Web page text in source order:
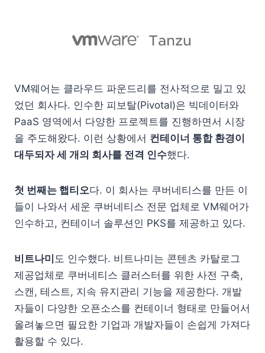
VM웨어는 클라우드 파운드리를 전사적으로 밀고 있
었던 회사다. 인수한 피보탈(Pivotal)은 빅데이터와
PaaS 영역에서 다양한 프로젝트를 진행하면서 시장
을 주도해왔다. 이런 상황에서 컨테이너 통합 환경이
대두되자 세 개의 회사를 전격 인수했다.
첫 번째는 햅티오다. 이 회사는 쿠버네티스를 만든 이
들이 나와서 세운 쿠버네티스 전문 업체로 VM웨어가
인수하고, 컨테이너 솔루션인 PKS를 제공하고 있다.
비트나미 도 인수했다. 비트나미는 콘텐츠 카탈로그
제공업체로 쿠버네티스 클러스터를 위한 사전 구축,
스캔, 테스트, 지속 유지관리 기능을 제공한다. 개발
자들이 다양한 오픈소스를 컨테이너 형태로 만들어서
올려놓으면 필요한 기업과 개발자들이 손쉽게 가져다
활용할 수 있다.